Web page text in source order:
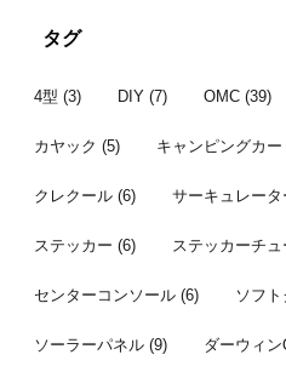
いし花が咲
タグ
4型 (3) DIY (7) OMC (39)
カヤック (5) キャンピングカー
クレクール (6) サーキュレータ
ステッカー (6) ステッカーチュ
センターコンソール (6) ソフ
ソーラーパネル (9) ダーウィン